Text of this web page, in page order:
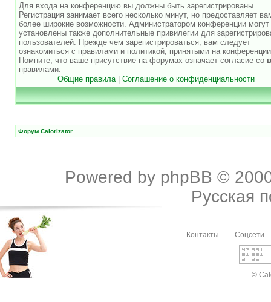
Для входа на конференцию вы должны быть зарегистрированы.
Регистрация занимает всего несколько минут, но предоставляет
более широкие возможности. Администратором конференции
установлены также дополнительные привилегии для
пользователей. Прежде чем зарегистрироваться, вам следует
ознакомиться с правилами и политикой, принятыми на
Помните, что ваше присутствие на форумах означает согласие со
правилами.
Общие правила| Соглашение о конфиденциальности
Форум Calorizator
Powered by phpBB ©
Русская
Контакты Соцсети
©